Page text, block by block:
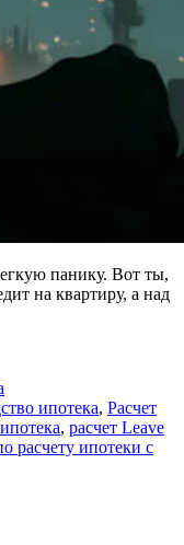
панику. Вот ты,
на квартиру, а над
ипотека, Расчет
ипотека, расчет Leave
расчету ипотеки с